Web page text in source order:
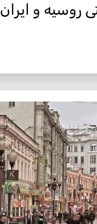
روسیه و ایران